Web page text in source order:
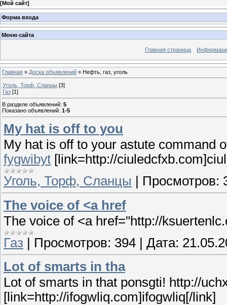
[Мой сайт]
Форма входа
Меню сайта
Главная страница
Главная » Доска объявлений » Нефть, газ, уголь
Уголь, Торф, Сланцы [3]
Газ [1]
В разделе объявлений: 5
Показано объявлений: 1-5
My hat is off to you
My hat is off to your astute command
fygwibyt [link=http://
Уголь, Торф, Сланцы
Просмотров:
The voice of <a href
The voice of <a href="http://
Газ | Просмотров: 394 | Дата:
Lot of smarts in tha
Lot of smarts in that ponsgti! http://
[link=http://ifogwliq.com]ifogwliq[/link]